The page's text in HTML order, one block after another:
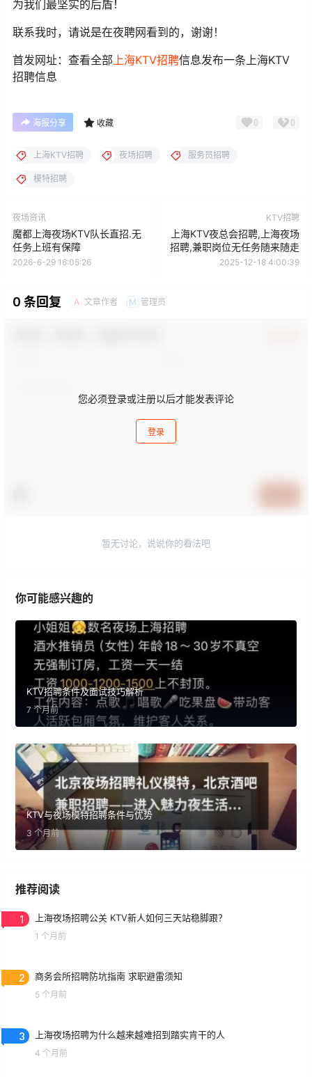
为我们最坚实的后盾！
联系我时，请说是在夜聘网看到的，谢谢！
首发网址：查看全部上海KTV招聘信息发布一条上海KTV
招聘信息
海报分享 收藏 0 0
上海KTV招聘 夜场招聘 服务员招聘
模特招聘
夜场资讯
魔都上海夜场KTV队长直招.无
任务上班有保障
2026-6-29 16:05:26
KTV招聘
上海KTV夜总会招聘,上海夜场
招聘,兼职岗位无任务随来随走
2025-12-18 4:00:39
0 条回复 A 文章作者 M 管理员
您必须登录或注册以后才能发表评论
登录
暂无讨论，说说你的看法吧
你可能感兴趣的
KTV招聘条件及面试技巧解析
7 个月前
KTV与夜场模特招聘条件与优势
3 个月前
推荐阅读
1 上海夜场招聘公关 KTV新人如何三天站稳脚跟？
1 个月前
2 商务会所招聘防坑指南 求职避雷须知
5 个月前
3 上海夜场招聘为什么越来越难招到踏实肯干的人
4 个月前